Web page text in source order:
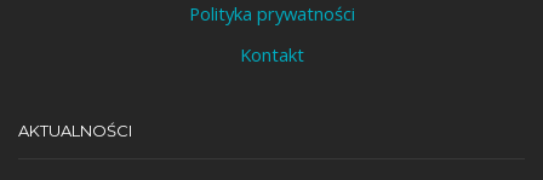
Polityka prywatności
Kontakt
AKTUALNOŚCI